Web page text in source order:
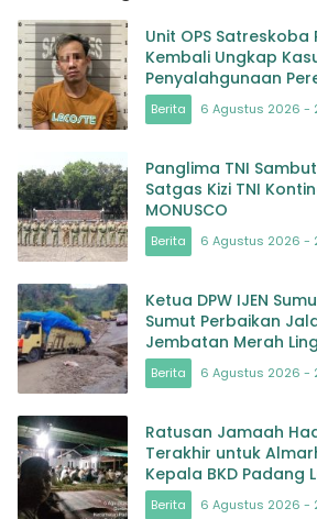
Unit OPS
Kembali Ungkap
Penyalahgunaan
Jenis Sabu
Berita 6 Agustus 2026 -
Panglima TNI
Satgas Kizi TNI
MONUSCO
Berita 6 Agustus 2026 -
Ketua DPW IJEN
Sumut Perbaikan
Jembatan Merah
Berita 6 Agustus 2026 -
Ratusan Jamaah
Terakhir untuk
Kepala BKD Padang
Berita 6 Agustus 2026 -